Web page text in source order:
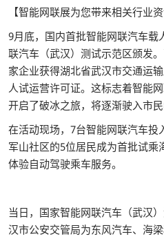
【智能网联展为您带来相关行业
9月底，国内首批智能网联汽车载
联汽车（武汉）测试示范区颁发
家企业获得湖北省武汉市交通运
人试运营许可证。这标志着智能
开启了破冰之旅，将逐渐驶入市民
在活动现场，7台智能网联汽车
军山社区的5位居民成为首批试乘
体验自动驾驶乘车服务。
当日，国家智能网联汽车（武汉
汉市公安交管局为东风汽车、海